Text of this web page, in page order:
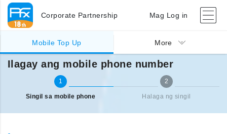
Corporate Partnership Mag Log in
Mobile Top Up More
Singil sa ibang bansa (mobile) Ilagay ang mobile phone number
Ilagay ang mobile phone number
1
Singil sa mobile phone
2
Halaga ng singil